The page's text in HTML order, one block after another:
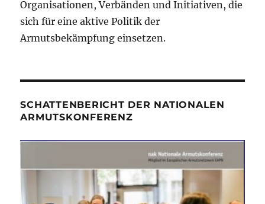
Organisationen, Verbänden und Initiativen, die
sich für eine aktive Politik der
Armutsbekämpfung einsetzen.
SCHATTENBERICHT DER NATIONALEN
ARMUTSKONFERENZ